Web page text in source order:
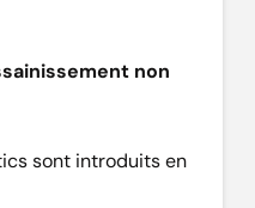
non
sont introduits en